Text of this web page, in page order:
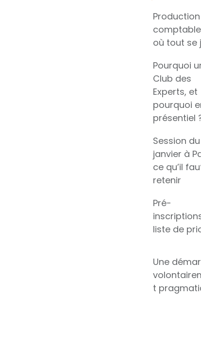
Production
où tout se
Pourquoi
Club des
Experts, et
pourquoi
présentiel
Session
janvier à
ce qu’il
retenir
Pré-
liste de
Une
t